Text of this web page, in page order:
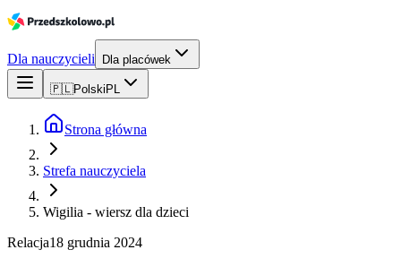
Dla nauczycieli Dla placówek
🇵🇱Polski PL
Strona główna
Strefa nauczyciela
Wigilia - wiersz dla dzieci
Relacja18 grudnia 2024